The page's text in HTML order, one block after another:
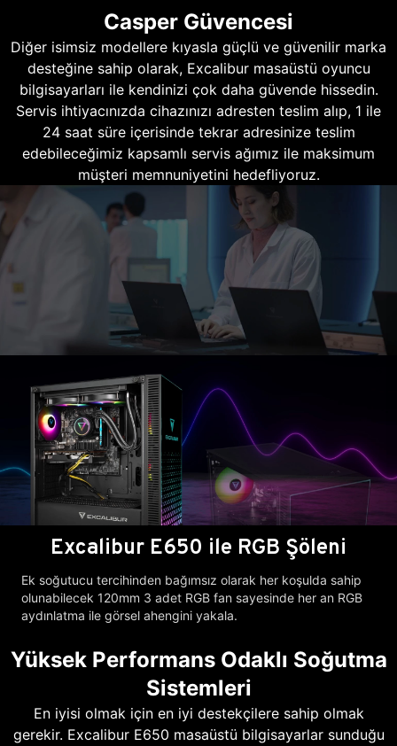
Casper Güvencesi
Diğer isimsiz modellere kıyasla güçlü ve güvenilir marka
desteğine sahip olarak, Excalibur masaüstü oyuncu
bilgisayarları ile kendinizi çok daha güvende hissedin.
Servis ihtiyacınızda cihazınızı adresten teslim alıp, 1 ile
24 saat süre içerisinde tekrar adresinize teslim
edebileceğimiz kapsamlı servis ağımız ile maksimum
müşteri memnuniyetini hedefliyoruz.
Excalibur E650 ile RGB Şöleni
Ek soğutucu tercihinden bağımsız olarak her koşulda sahip
olunabilecek 120mm 3 adet RGB fan sayesinde her an RGB
aydınlatma ile görsel ahengini yakala.
Yüksek Performans Odaklı Soğutma
Sistemleri
En iyisi olmak için en iyi destekçilere sahip olmak
gerekir. Excalibur E650 masaüstü bilgisayarlar sunduğu